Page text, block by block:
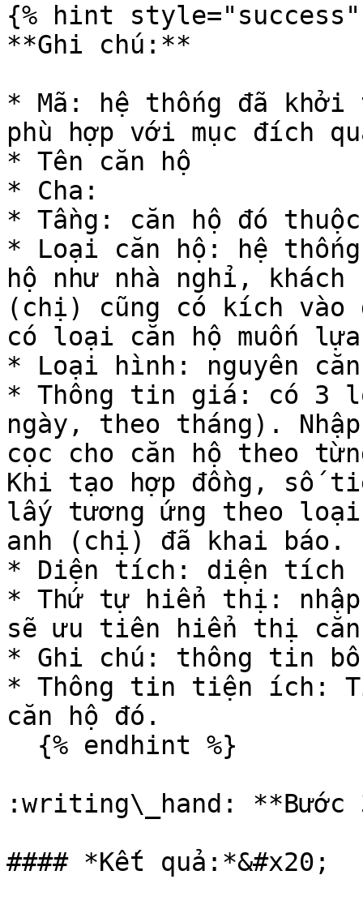
{% hint style="success"
**Ghi chú:**
* Mã: hệ thống đã
phù hợp với mục đích
* Tên căn hộ
* Cha:
* Tầng: căn hộ đó
* Loại căn hộ: hệ
hộ như nhà nghỉ,
(chị) cũng có kích vào
có loại căn hộ muốn
* Loại hình: nguyên
* Thông tin giá: có 3
ngày, theo tháng).
cọc cho căn hộ theo
Khi tạo hợp đồng, số
lấy tương ứng theo loại
anh (chị) đã khai báo.
* Diện tích: diện tích
* Thứ tự hiển thị:
sẽ ưu tiên hiển thị
* Ghi chú: thông tin bổ
* Thông tin tiện ích:
căn hộ đó.
:writing\_hand:
#### *Kết quả:*&#x20;